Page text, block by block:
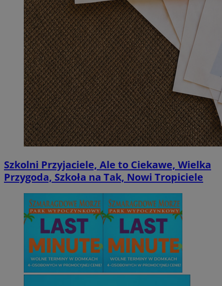
Szkolni Przyjaciele, Ale to Ciekawe, Wielka
Przygoda, Szkoła na Tak, Nowi Tropiciele